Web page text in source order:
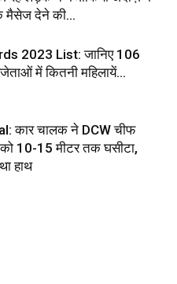
मैसेज देने की...
2023 List: जानिए 106
में कितनी महिलायें…
कार चालक ने DCW चीफ
को 10-15 मीटर तक घसीटा,
हाथ